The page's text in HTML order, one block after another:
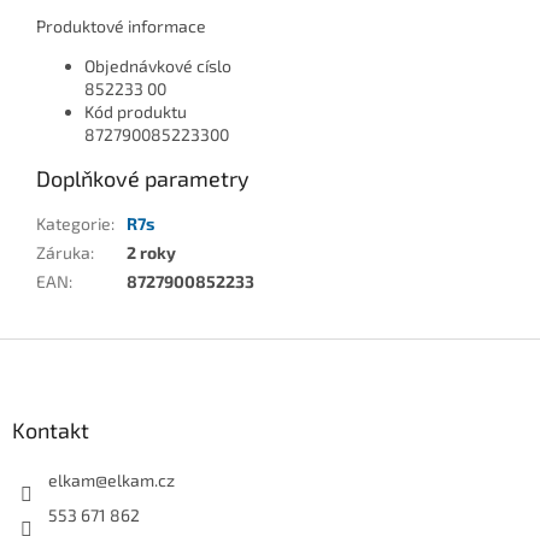
Produktové informace
Objednávkové císlo
852233 00
Kód produktu
872790085223300
Doplňkové parametry
Kategorie:
R7s
Záruka:
2 roky
EAN: 8727900852233
Kontakt
elkam@elkam.cz
553 671 862